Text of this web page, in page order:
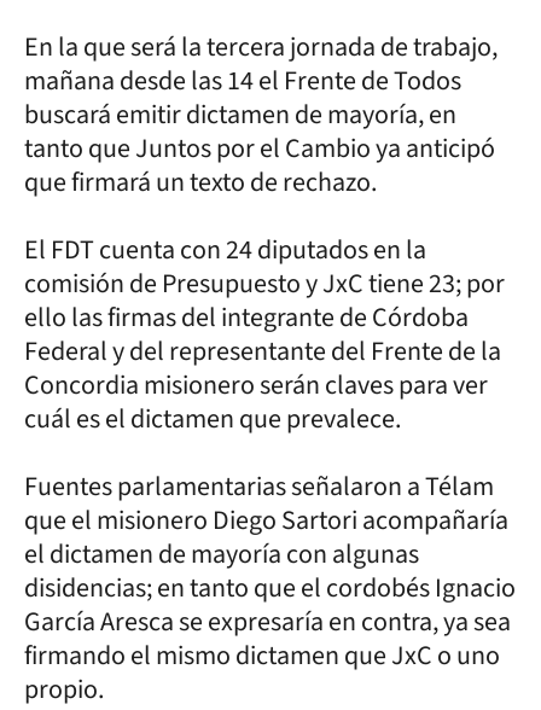
En la que será la tercera jornada de trabajo,
mañana desde las 14 el Frente de Todos
buscará emitir dictamen de mayoría, en
tanto que Juntos por el Cambio ya anticipó
que firmará un texto de rechazo.
El FDT cuenta con 24 diputados en la
comisión de Presupuesto y JxC tiene 23; por
ello las firmas del integrante de Córdoba
Federal y del representante del Frente de la
Concordia misionero serán claves para ver
cuál es el dictamen que prevalece.
Fuentes parlamentarias señalaron a Télam
que el misionero Diego Sartori acompañaría
el dictamen de mayoría con algunas
disidencias; en tanto que el cordobés Ignacio
García Aresca se expresaría en contra, ya sea
firmando el mismo dictamen que JxC o uno
propio.